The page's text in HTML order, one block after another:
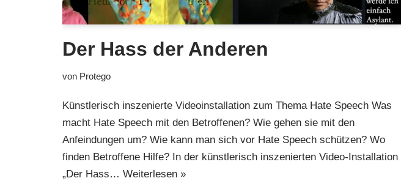
Der Hass der Anderen
von Protego
Künstlerisch inszenierte Videoinstallation zum Thema Hate Speech Was
macht Hate Speech mit den Betroffenen? Wie gehen sie mit den
Anfeindungen um? Wie kann man sich vor Hate Speech schützen? Wo
finden Betroffene Hilfe? In der künstlerisch inszenierten Video-Installation
„Der Hass… Weiterlesen »